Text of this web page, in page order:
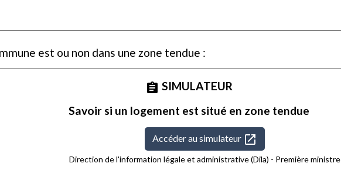
est ou non dans une zone tendue :
assignment SIMULATEUR
Savoir si un logement est situé en zone tendue
Accéder au simulateur open_in_new
Direction de l'information légale et administrative (Dila) - Première ministre